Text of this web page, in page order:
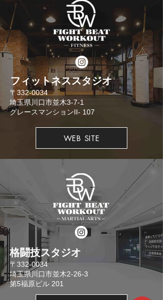
​フィットネススタジオ
​〒332-0034
埼玉県川口市並木3-7-1
​グレースマンションII- 107
WEB SITE
格闘技スタジオ
​〒332-0034
埼玉県川口市並木2-26-3
​第5福原ビル 201